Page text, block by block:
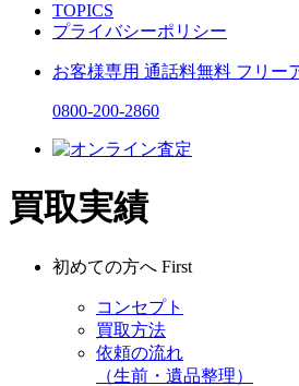
TOPICS
プライバシーポリシー
お客様専用 通話料無料 フリー
0800-200-2860
買取実績
初めての方へ First
コンセプト
買取方法
依頼の流れ
（生前・遺品整理）